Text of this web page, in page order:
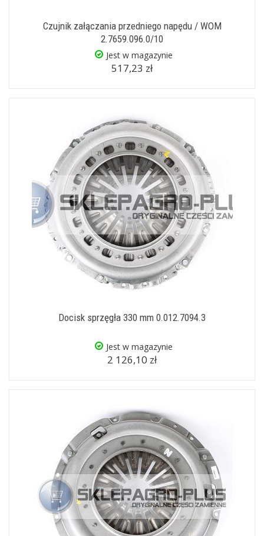
Czujnik załączania przedniego napędu / WOM
2.7659.096.0/10
Jest w magazynie
517,23 zł
Docisk sprzęgła 330 mm 0.012.7094.3
Jest w magazynie
2 126,10 zł